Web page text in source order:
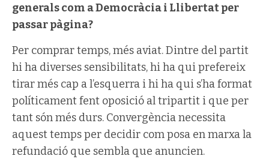
generals com a Democràcia i Llibertat per
passar pàgina?
Per comprar temps, més aviat. Dintre del partit
hi ha diverses sensibilitats, hi ha qui prefereix
tirar més cap a l’esquerra i hi ha qui s’ha format
políticament fent oposició al tripartit i que per
tant són més durs. Convergència necessita
aquest temps per decidir com posa en marxa la
refundació que sembla que anuncien.